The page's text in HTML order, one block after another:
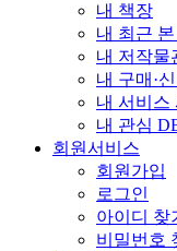
내 책장
내 최근
내 저작물
내 구매·
내 서비스
내 관심
회원서비스
회원가입
로그인
아이디 찾
비밀번호